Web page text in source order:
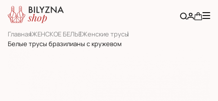
ГлавнаяЖЕНСКОЕ БЕЛЬЕЖенскиe трусы
Белые трусы бразилианы с кружевом